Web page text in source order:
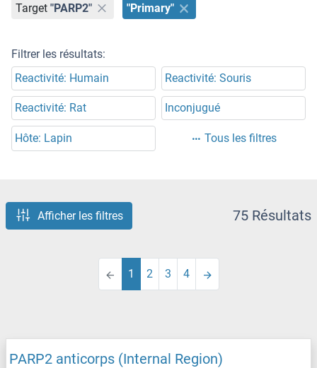
Target "PARP2" "Primary"
Filtrer les résultats:
Reactivité: Humain
Reactivité: Souris
Reactivité: Rat Inconjugué
Hôte: Lapin Tous les filtres
Afficher les filtres 75 Résultats
1 2 3 4
PARP2 anticorps (Internal Region)